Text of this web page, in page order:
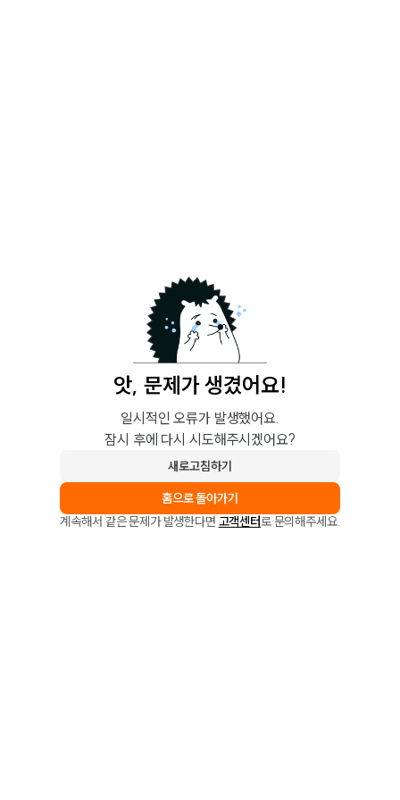
앗, 문제가 생겼어요!
일시적인 오류가 발생했어요.
잠시 후에 다시 시도해주시겠어요?
새로고침하기
홈으로 돌아가기
계속해서 같은 문제가 발생한다면 고객센터로 문의해주세요.